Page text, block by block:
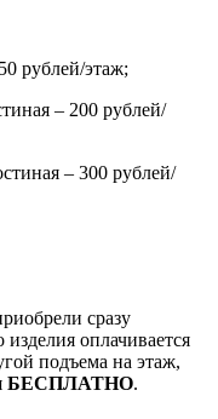
рублей/этаж;
– 200 рублей/
– 300 рублей/
сразу
оплачивается
подъема на этаж,
БЕСПЛАТНО.